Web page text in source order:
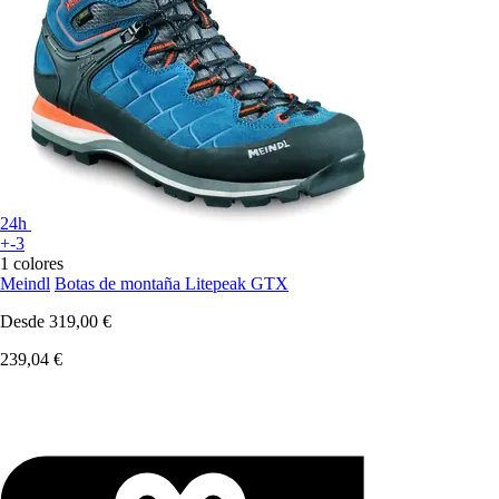
24h
+-3
1 colores
Meindl Botas de montaña Litepeak GTX
Desde 319,00 €
239,04 €